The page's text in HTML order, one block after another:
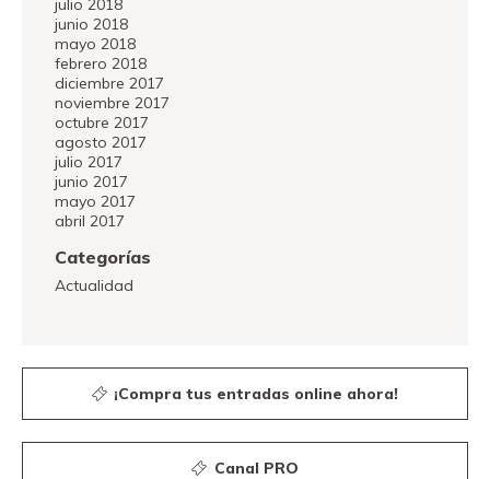
julio 2018
junio 2018
mayo 2018
febrero 2018
diciembre 2017
noviembre 2017
octubre 2017
agosto 2017
julio 2017
junio 2017
mayo 2017
abril 2017
Categorías
Actualidad
¡Compra tus entradas online ahora!
Canal PRO